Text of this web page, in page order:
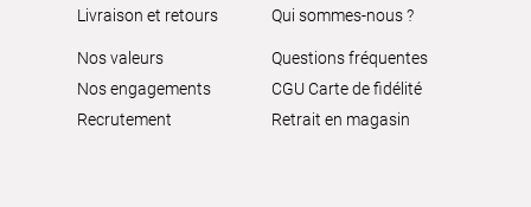
Livraison et retours
Qui sommes-nous ?
Nos valeurs
Nos engagements
Recrutement
Questions fréquentes
CGU Carte de fidélité
Retrait en magasin